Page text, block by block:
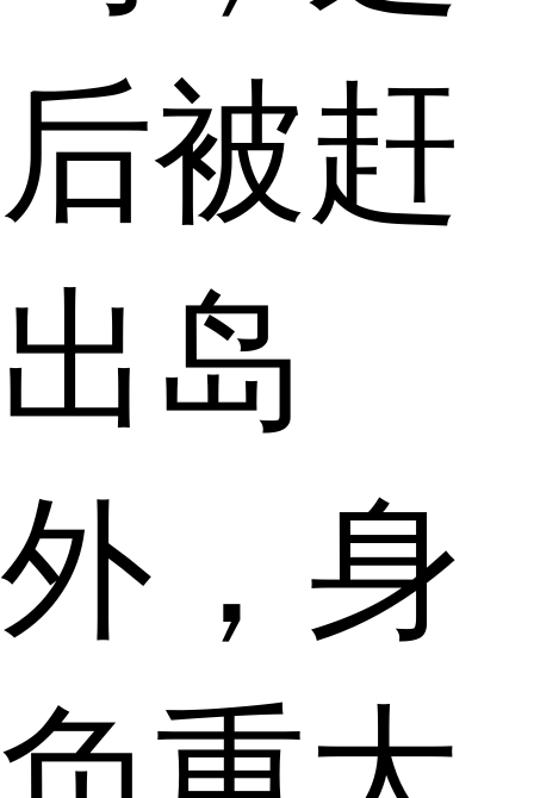
后被赶
出岛
外，身